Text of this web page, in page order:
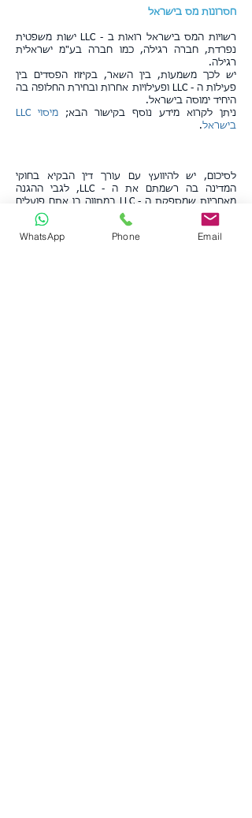
חסרונות מס בישראל
רשויות המס בישראל רואות ב - LLC ישות משפטית
נפרדת, חברה רגילה, כמו חברה בע"מ ישראלית
רגילה.
יש לכך משמעות, בין השאר, בקיזוז הפסדים בין
פעילות ה - LLC ופעילויות אחרות ובחירת החלופה בה
היחיד ימוסה בישראל.
ניתן לקרוא מידע נוסף בקישור הבא;
מיסוי LLC
בישראל.
לסיכום, יש להיוועץ עם עורך דין הבקיא בחוקי
המדינה בה רשמתם את ה - LLC, לגבי ההגנה
מאחריות שמספקת ה - LLC במתווה בו אתם פועלים
באמצעותה.
ללא קשר ליתרונות או חסרונות המיסוי האמריקאי,
LLCs ככל הנראה ימשיכו להוות בחירה דומיננטית
WhatsApp Phone Email